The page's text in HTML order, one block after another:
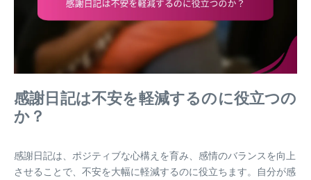
感謝日記は不安を軽減するのに役立つの
か？
感謝日記は、ポジティブな心構えを育み、感情のバランスを向上
させることで、不安を大幅に軽減するのに役立ちます。自分が感